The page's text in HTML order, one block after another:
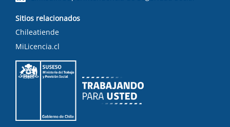
Sitios relacionados
Chileatiende
MiLicencia.cl